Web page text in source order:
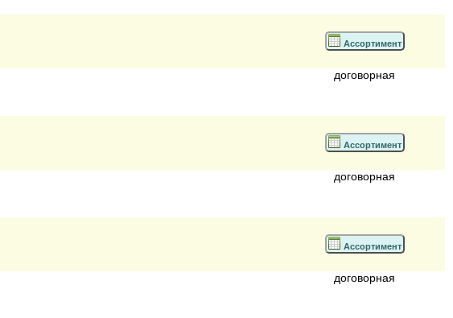
Ассортимент
договорная
Ассортимент
договорная
Ассортимент
договорная